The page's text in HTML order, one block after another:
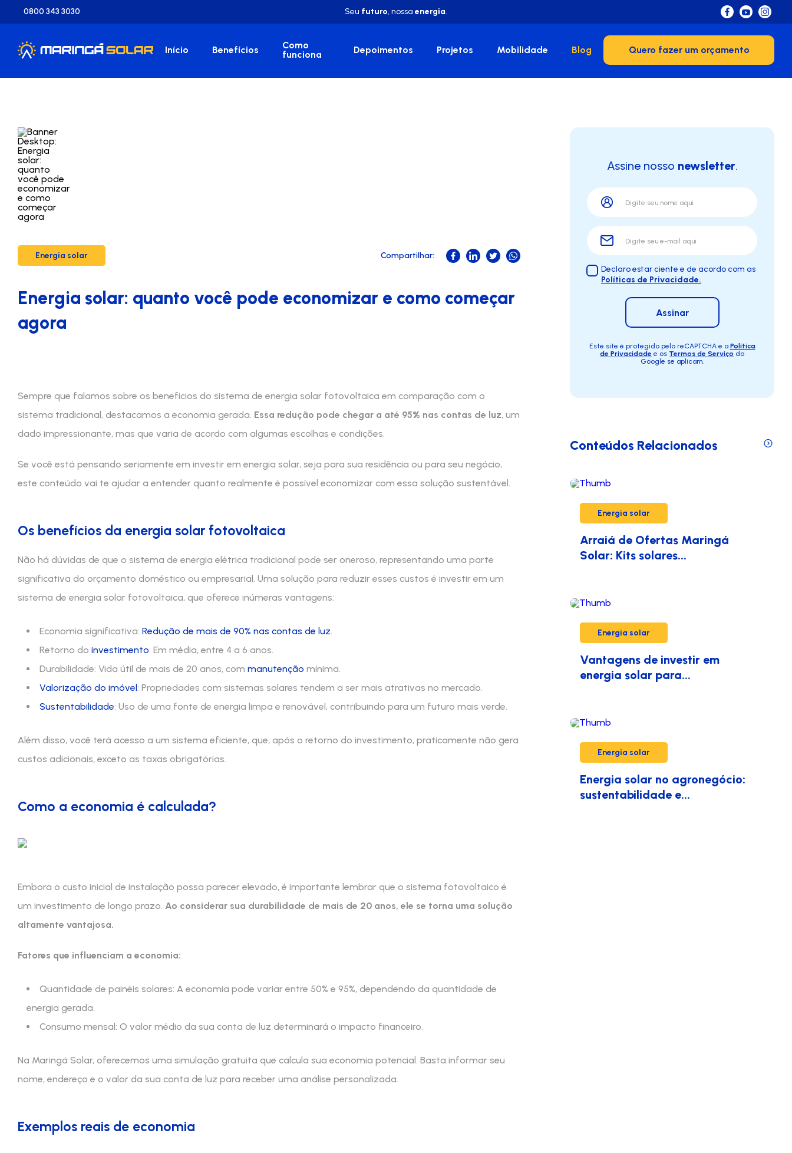
0800 343 3030 Seu futuro, nossa energia.
Início Benefícios
Como
funciona
Depoimentos Projetos Mobilidade Blog Quero fazer um orçamento
Energia solar Compartilhar:
Energia solar: quanto você pode economizar e como começar
agora
Sempre que falamos sobre os benefícios do sistema de energia solar fotovoltaica em comparação com o
sistema tradicional, destacamos a economia gerada. Essa redução pode chegar a até 95% nas contas de luz, um
dado impressionante, mas que varia de acordo com algumas escolhas e condições.
Se você está pensando seriamente em investir em energia solar, seja para sua residência ou para seu negócio,
este conteúdo vai te ajudar a entender quanto realmente é possível economizar com essa solução sustentável.
Os benefícios da energia solar fotovoltaica
Não há dúvidas de que o sistema de energia elétrica tradicional pode ser oneroso, representando uma parte
significativa do orçamento doméstico ou empresarial. Uma solução para reduzir esses custos é investir em um
sistema de energia solar fotovoltaica, que oferece inúmeras vantagens:
Economia significativa: Redução de mais de 90% nas contas de luz.
Retorno do investimento: Em média, entre 4 a 6 anos.
Durabilidade: Vida útil de mais de 20 anos, com manutenção mínima.
Valorização do imóvel: Propriedades com sistemas solares tendem a ser mais atrativas no mercado.
Sustentabilidade: Uso de uma fonte de energia limpa e renovável, contribuindo para um futuro mais verde.
Além disso, você terá acesso a um sistema eficiente, que, após o retorno do investimento, praticamente não gera
custos adicionais, exceto as taxas obrigatórias.
Como a economia é calculada?
Embora o custo inicial de instalação possa parecer elevado, é importante lembrar que o sistema fotovoltaico é
um investimento de longo prazo. Ao considerar sua durabilidade de mais de 20 anos, ele se torna uma solução
altamente vantajosa.
Fatores que influenciam a economia:
Quantidade de painéis solares: A economia pode variar entre 50% e 95%, dependendo da quantidade de
energia gerada.
Consumo mensal: O valor médio da sua conta de luz determinará o impacto financeiro.
Na Maringá Solar, oferecemos uma simulação gratuita que calcula sua economia potencial. Basta informar seu
nome, endereço e o valor da sua conta de luz para receber uma análise personalizada.
Exemplos reais de economia
Assine nosso newsletter.
Declaro estar ciente e de acordo com as
Políticas de Privacidade.
Assinar
Este site é protegido pelo reCAPTCHA e a Política
de Privacidade e os Termos de Serviço do
Google se aplicam.
Conteúdos Relacionados
Energia solar
Arraiá de Ofertas Maringá
Solar: Kits solares...
Energia solar
Vantagens de investir em
energia solar para...
Energia solar
Energia solar no agronegócio:
sustentabilidade e...